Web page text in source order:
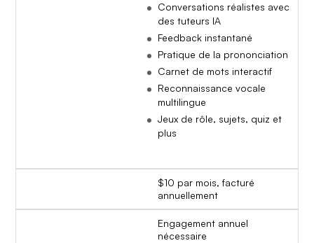
Conversations réalistes avec
des tuteurs IA
Feedback instantané
Pratique de la prononciation
Carnet de mots interactif
Reconnaissance vocale
multilingue
Jeux de rôle, sujets, quiz et
plus
$10 par mois, facturé
annuellement
Engagement annuel
nécessaire